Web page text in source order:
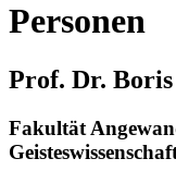
Personen
Prof. Dr.
Fakultät